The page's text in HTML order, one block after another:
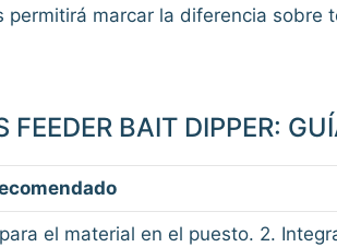
permitirá marcar la diferencia sobre
FEEDER BAIT DIPPER:
el material en el puesto. 2.